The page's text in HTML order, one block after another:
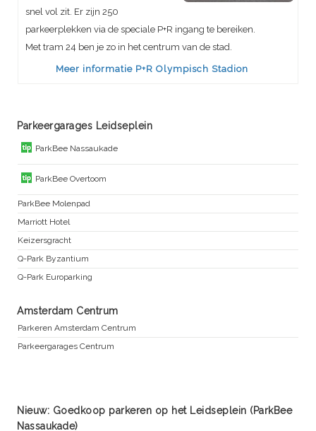
snel vol zit. Er zijn 250
parkeerplekken via de speciale P+R ingang te bereiken.
Met tram 24 ben je zo in het centrum van de stad.
Meer informatie P+R Olympisch Stadion
Parkeergarages Leidseplein
ParkBee Nassaukade
ParkBee Overtoom
ParkBee Molenpad
Marriott Hotel
Keizersgracht
Q-Park Byzantium
Q-Park Europarking
Amsterdam Centrum
Parkeren Amsterdam Centrum
Parkeergarages Centrum
Nieuw: Goedkoop parkeren op het Leidseplein (ParkBee
Nassaukade)